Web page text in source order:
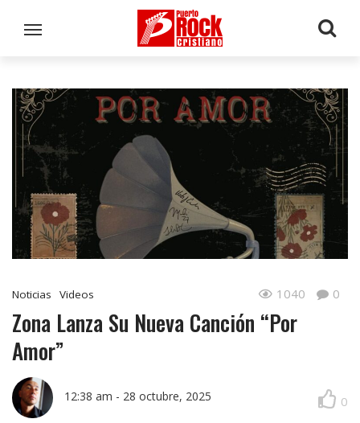
Noticias Videos 1040 0
Zona Lanza Su Nueva Canción “Por
Amor”
12:38 am - 28 octubre, 2025 0